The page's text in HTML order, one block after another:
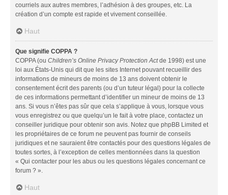
courriels aux autres membres, l’adhésion à des groupes, etc. La
création d’un compte est rapide et vivement conseillée.
Haut
Que signifie COPPA ?
COPPA (ou Children’s Online Privacy Protection Actde 1998) est une
loi aux États-Unis qui dit que les sites Internet pouvant recueillir des
informations de mineurs de moins de 13 ans doivent obtenir le
consentement écrit des parents (ou d’un tuteur légal) pour la collecte
de ces informations permettant d’identifier un mineur de moins de 13
ans. Si vous n’êtes pas sûr que cela s’applique à vous, lorsque vous
vous enregistrez ou que quelqu’un le fait à votre place, contactez un
conseiller juridique pour obtenir son avis. Notez que phpBB Limited et
les propriétaires de ce forum ne peuvent pas fournir de conseils
juridiques et ne sauraient être contactés pour des questions légales de
toutes sortes, à l’exception de celles mentionnées dans la question
« Qui contacter pour les abus ou les questions légales concernant ce
forum ? ».
Haut